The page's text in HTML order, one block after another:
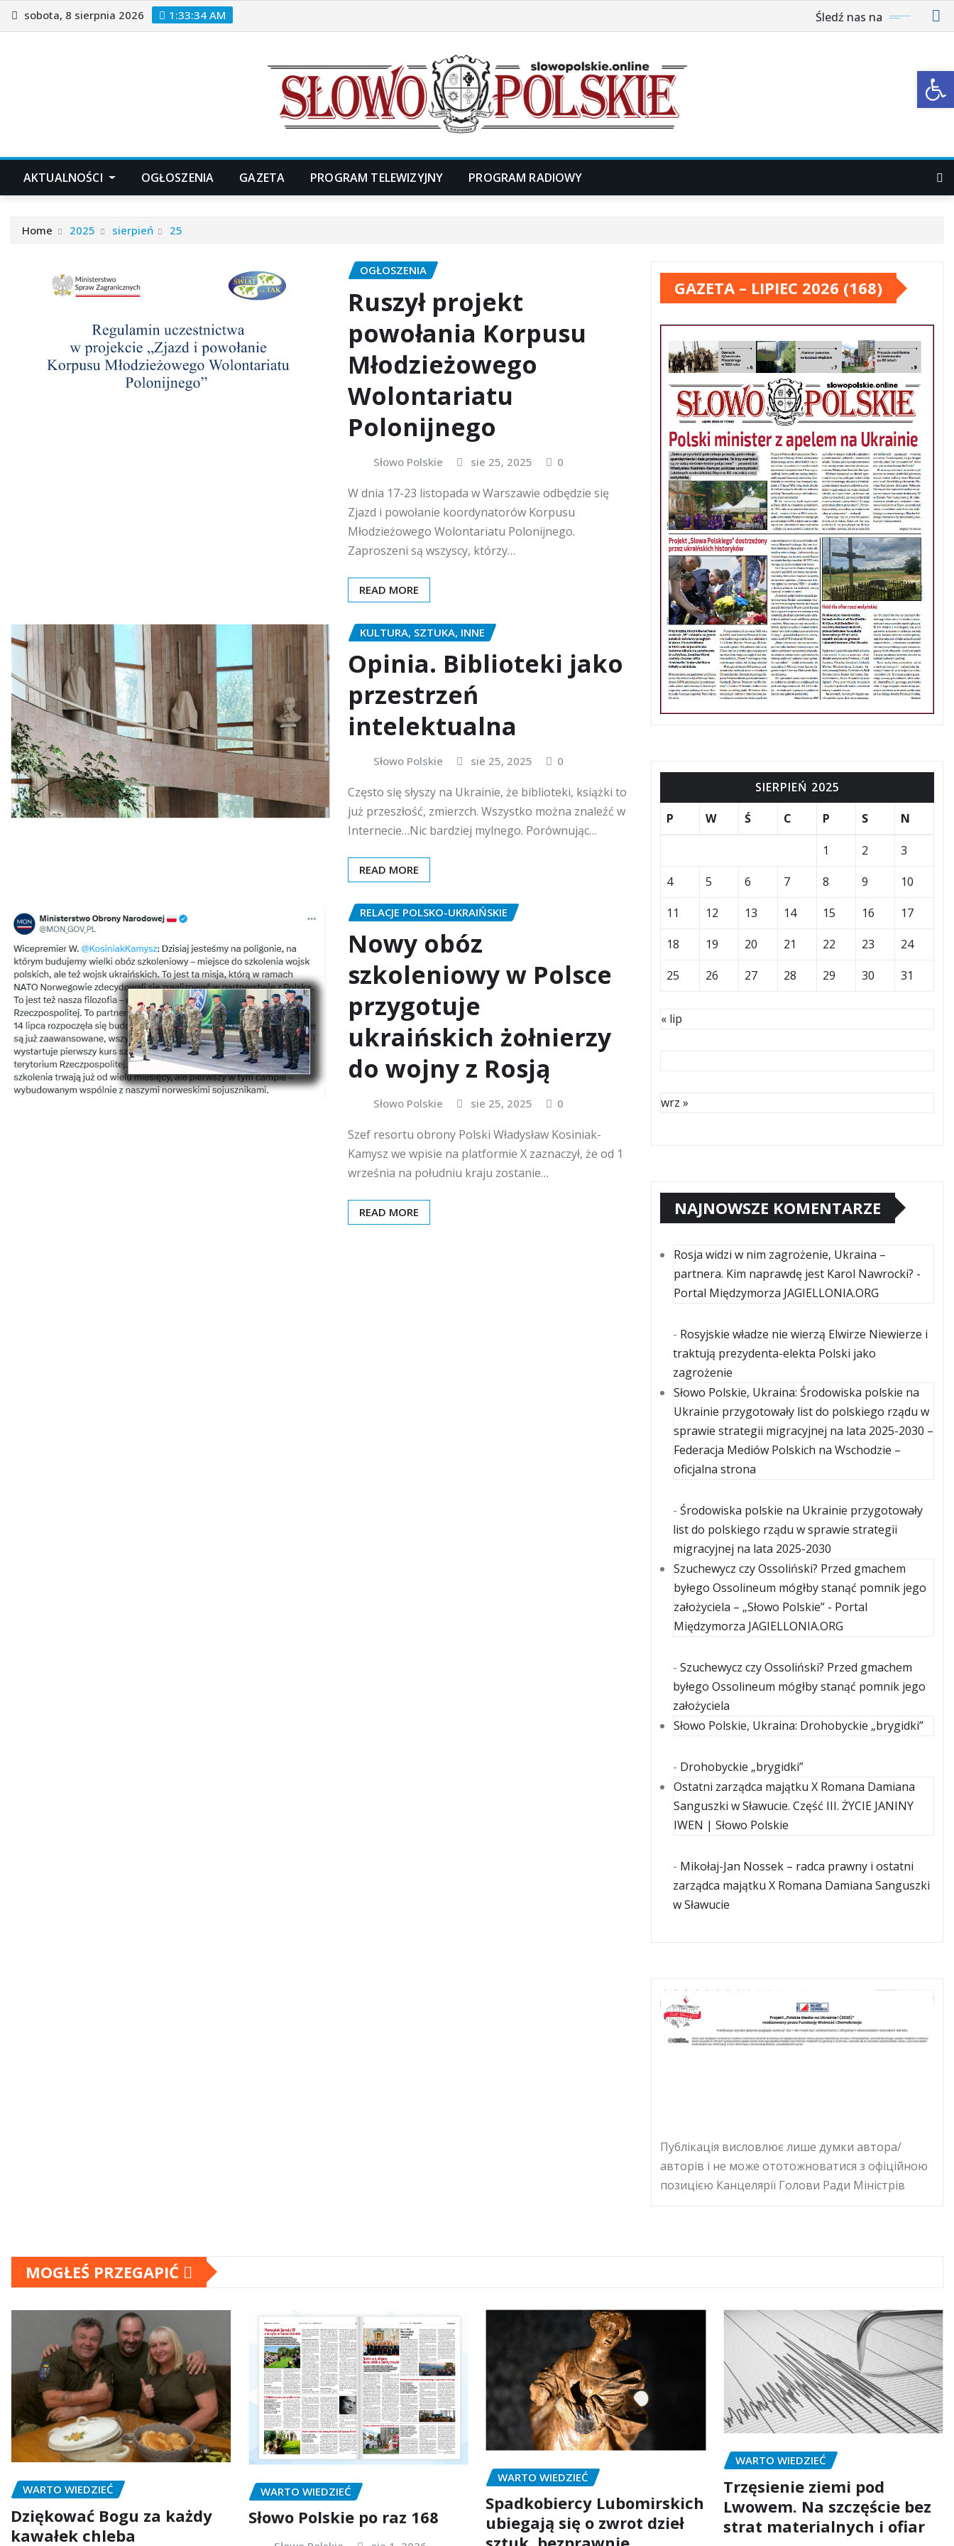
Skip
to
sobota, 8 sierpnia 2026 1:33:35 AM Śledź nas na
AKTUALNOŚCI OGŁOSZENIA GAZETA PROGRAM TELEWIZYJNY PROGRAM RADIOWY
Home 2025 sierpień 25
OGŁOSZENIA
Ruszył projekt
powołania Korpusu
Młodzieżowego
Wolontariatu
Polonijnego
Słowo Polskie sie 25, 2025 0
W dnia 17-23 listopada w Warszawie odbędzie się
Zjazd i powołanie koordynatorów Korpusu
Młodzieżowego Wolontariatu Polonijnego.
Zaproszeni są wszyscy, którzy…
READ MORE
KULTURA, SZTUKA, INNE
Opinia. Biblioteki jako
przestrzeń
intelektualna
Słowo Polskie sie 25, 2025 0
Często się słyszy na Ukrainie, że biblioteki, książki to
już przeszłość, zmierzch. Wszystko można znaleźć w
Internecie…Nic bardziej mylnego. Porównując…
READ MORE
RELACJE POLSKO-UKRAIŃSKIE
Nowy obóz
szkoleniowy w Polsce
przygotuje
ukraińskich żołnierzy
do wojny z Rosją
Słowo Polskie sie 25, 2025 0
Szef resortu obrony Polski Władysław Kosiniak-
Kamysz we wpisie na platformie X zaznaczył, że od 1
września na południu kraju zostanie…
READ MORE
GAZETA – LIPIEC 2026 (168)
SIERPIEŃ 2025
P
W Ś C P S N
1 2
3
4
5 6 7 8 9
10
11
12 13 14 15 16
17
18
19 20 21 22 23
24
25
26 27 28 29 30 31
« lip
wrz »
NAJNOWSZE KOMENTARZE
Rosja widzi w nim zagrożenie, Ukraina –
partnera. Kim naprawdę jest Karol Nawrocki? -
Portal Międzymorza JAGIELLONIA.ORG
- Rosyjskie władze nie wierzą Elwirze Niewierze i
traktują prezydenta-elekta Polski jako
zagrożenie
Słowo Polskie, Ukraina: Środowiska polskie na
Ukrainie przygotowały list do polskiego rządu w
sprawie strategii migracyjnej na lata 2025-2030 –
Federacja Mediów Polskich na Wschodzie –
oficjalna strona
- Środowiska polskie na Ukrainie przygotowały
list do polskiego rządu w sprawie strategii
migracyjnej na lata 2025-2030
Szuchewycz czy Ossoliński? Przed gmachem
byłego Ossolineum mógłby stanąć pomnik jego
założyciela – „Słowo Polskie” - Portal
Międzymorza JAGIELLONIA.ORG
- Szuchewycz czy Ossoliński? Przed gmachem
byłego Ossolineum mógłby stanąć pomnik jego
założyciela
Słowo Polskie, Ukraina: Drohobyckie „brygidki”
- Drohobyckie „brygidki”
Ostatni zarządca majątku X Romana Damiana
Sanguszki w Sławucie. Część III. ŻYCIE JANINY
IWEN | Słowo Polskie
- Mikołaj-Jan Nossek – radca prawny i ostatni
zarządca majątku X Romana Damiana Sanguszki
w Sławucie
Публікація висловлює лише думки автора/
авторів і не може ототожноватися з офіційною
позицією Канцелярії Голови Ради Міністрів
MOGŁEŚ PRZEGAPIĆ
WARTO WIEDZIEĆ
Dziękować Bogu za każdy
kawałek chleba
WARTO WIEDZIEĆ
Słowo Polskie po raz 168
WARTO WIEDZIEĆ
Spadkobiercy Lubomirskich
ubiegają się o zwrot dzieł
WARTO WIEDZIEĆ
Trzęsienie ziemi pod
Lwowem. Na szczęście bez
strat materialnych i ofiar